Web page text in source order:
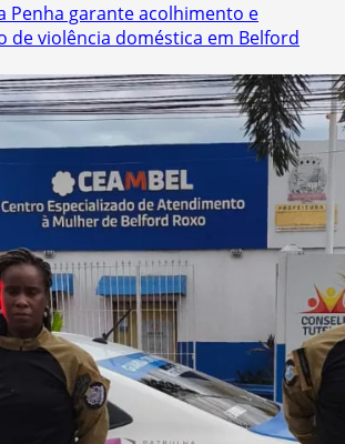
Penha garante acolhimento e
de violência doméstica em Belford